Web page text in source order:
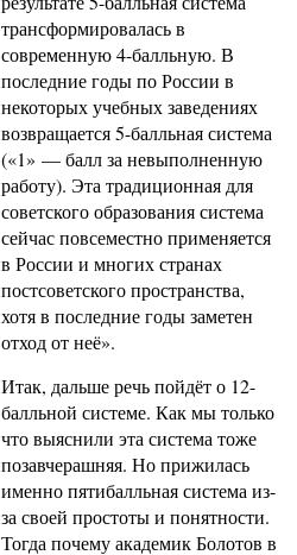
трансформировалась в
современную 4-балльную. В
последние годы по России в
некоторых учебных заведениях
возвращается 5-балльная система
(«1» — балл за невыполненную
работу). Эта традиционная для
советского образования система
сейчас повсеместно применяется
в России и многих странах
постсоветского пространства,
хотя в последние годы заметен
отход от неё».
Итак, дальше речь пойдёт о 12-
балльной системе. Как мы только
что выяснили эта система тоже
позавчерашняя. Но прижилась
именно пятибалльная система из-
за своей простоты и понятности.
Тогда почему академик Болотов в